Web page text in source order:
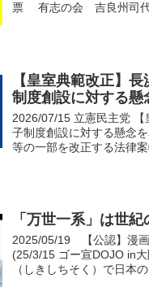
票 有志の会 吉良州司
【皇室典範改正】
制度創設に対する懸
2026/07/15 立憲民主党 【
子制度創設に対する懸念
等の一部を改正する法律
「万世一系」は世
2025/05/19 【公認】漫画
(25/3/15 ゴー宣DOJO in
（しきしちそく）で日本の